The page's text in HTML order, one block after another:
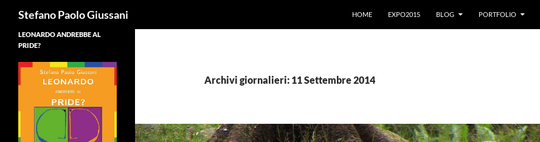
Stefano Paolo Giussani
HOME
EXPO2015 BLOG PORTFOLIO
Archivi giornalieri: 11 Settembre 2014
LEONARDO ANDREBBE AL
PRIDE?